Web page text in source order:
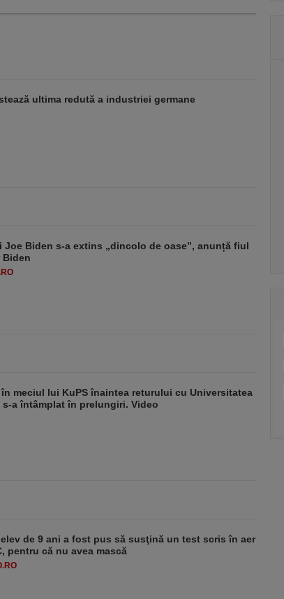
ultima redută a industriei germane
Joe Biden s-a extins „dincolo de oase”, anunță fiul
Biden
meciul lui KuPS înaintea returului cu Universitatea
s-a întâmplat în prelungiri. Video
de 9 ani a fost pus să susţină un test scris în aer
pentru că nu avea mască